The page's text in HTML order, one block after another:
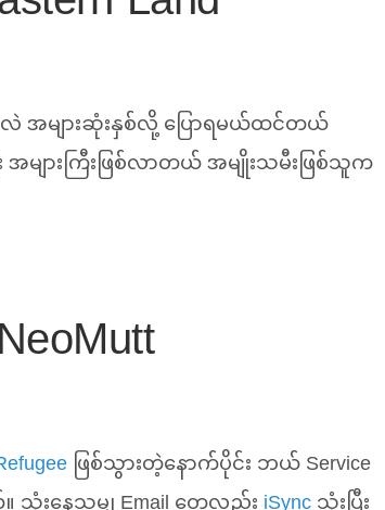
အများဆုံးနှစ်လို့ ပြောရမယ်ထင်တယ်
ျားကြီးဖြစ်လာတယ် အမျိုးသမီးဖြစ်သူက
ဖြစ်သွားတဲ့နောက်ပိုင်း ဘယ် Service